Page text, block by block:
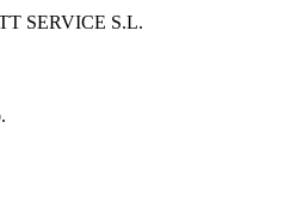
SERVICE S.L.